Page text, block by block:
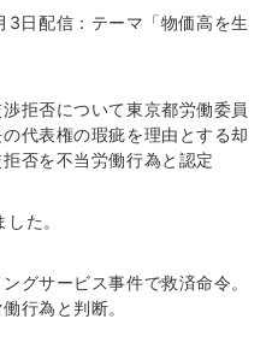
3日配信：テーマ「物価高を生
拒否について東京都労働委員
代表権の瑕疵を理由とする却
否を不当労働行為と認定
た。
グサービス事件で救済命令。
行為と判断。